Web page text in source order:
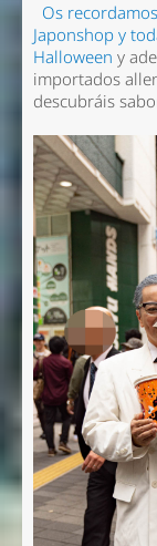
Os
Japonshop y
Halloween y
importados
descubráis